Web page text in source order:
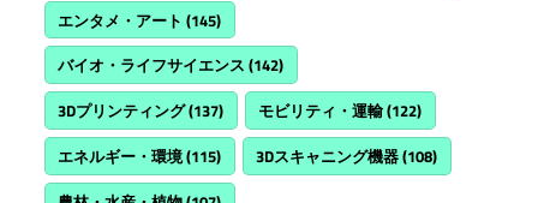
エンタメ・アート (145)
バイオ・ライフサイエンス (142)
3Dプリンティング(137) モビリティ・運輸(122)
エネルギー・環境(115) 3Dスキャニング機器(108)